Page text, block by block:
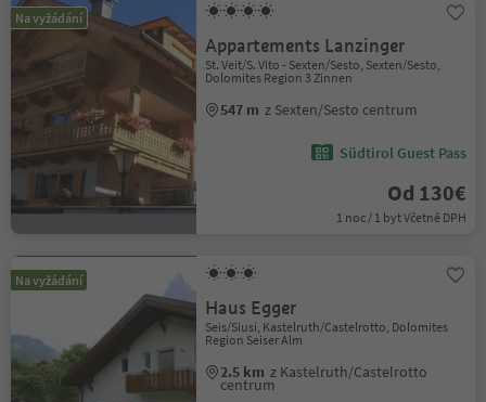
Na vyžádání
Appartements Lanzinger
St. Veit/S. Vito - Sexten/Sesto, Sexten/Sesto,
Dolomites Region 3 Zinnen
547 m z Sexten/Sesto centrum
Südtirol Guest Pass
Od 130€
1 noc / 1 byt Včetně DPH
Na vyžádání
Haus Egger
Seis/Siusi, Kastelruth/Castelrotto, Dolomites
Region Seiser Alm
2.5 km z Kastelruth/Castelrotto
centrum